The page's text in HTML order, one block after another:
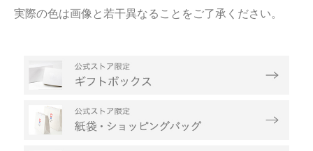
実際の色は画像と若干異なることをご了承ください。